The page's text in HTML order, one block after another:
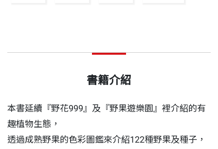
書籍介紹
本書延續『野花999』及『野果遊樂園』裡介紹的有
趣植物生態，
透過成熟野果的色彩圖鑑來介紹122種野果及種子，